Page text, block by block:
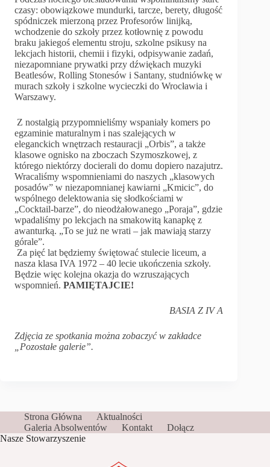
czasy: obowiązkowe mundurki, tarcze, berety, długość
spódniczek mierzoną przez Profesorów linijką,
wchodzenie do szkoły przez kotłownię z powodu
braku jakiegoś elementu stroju, szkolne psikusy na
lekcjach historii, chemii i fizyki, odpisywanie zadań,
niezapomniane prywatki przy dźwiękach muzyki
Beatlesów, Rolling Stonesów i Santany, studniówkę w
murach szkoły i szkolne wycieczki do Wrocławia i
Warszawy.
Z nostalgią przypomnieliśmy wspaniały komers po
egzaminie maturalnym i nas szalejących w
eleganckich wnętrzach restauracji „Orbis”, a także
klasowe ognisko na zboczach Szymoszkowej, z
którego niektórzy docierali do domu dopiero nazajutrz.
Wracaliśmy wspomnieniami do naszych „klasowych
posadów” w niezapomnianej kawiarni „Kmicic”, do
wspólnego delektowania się słodkościami w
„Cocktail-barze”, do nieodżałowanego „Poraja”, gdzie
wpadaliśmy po lekcjach na smakowitą kanapkę z
awanturką. „To se już ne wrati – jak mawiają starzy
górale”.
Za pięć lat będziemy świętować stulecie liceum, a
nasza klasa IVA 1972 – 40 lecie ukończenia szkoły.
Będzie więc kolejna okazja do wzruszających
wspomnień. PAMIĘTAJCIE!
BASIA Z IV A
Zdjęcia ze spotkania można zobaczyć w zakładce
„Pozostałe galerie”.
Strona Główna
Aktualności
Galeria Absolwentów
Kontakt
Dołącz
Nasze Stowarzyszenie